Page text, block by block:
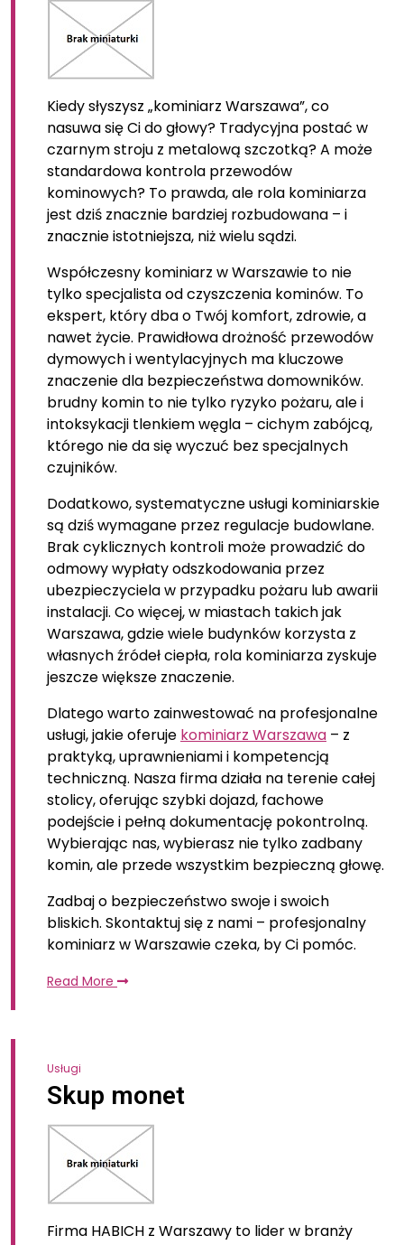
Kiedy słyszysz „kominiarz Warszawa”, co
nasuwa się Ci do głowy? Tradycyjna postać w
czarnym stroju z metalową szczotką? A może
standardowa kontrola przewodów
kominowych? To prawda, ale rola kominiarza
jest dziś znacznie bardziej rozbudowana – i
znacznie istotniejsza, niż wielu sądzi.
Współczesny kominiarz w Warszawie to nie
tylko specjalista od czyszczenia kominów. To
ekspert, który dba o Twój komfort, zdrowie, a
nawet życie. Prawidłowa drożność przewodów
dymowych i wentylacyjnych ma kluczowe
znaczenie dla bezpieczeństwa domowników.
brudny komin to nie tylko ryzyko pożaru, ale i
intoksykacji tlenkiem węgla – cichym zabójcą,
którego nie da się wyczuć bez specjalnych
czujników.
Dodatkowo, systematyczne usługi kominiarskie
są dziś wymagane przez regulacje budowlane.
Brak cyklicznych kontroli może prowadzić do
odmowy wypłaty odszkodowania przez
ubezpieczyciela w przypadku pożaru lub awarii
instalacji. Co więcej, w miastach takich jak
Warszawa, gdzie wiele budynków korzysta z
własnych źródeł ciepła, rola kominiarza zyskuje
jeszcze większe znaczenie.
Dlatego warto zainwestować na profesjonalne
usługi, jakie oferuje kominiarz Warszawa – z
praktyką, uprawnieniami i kompetencją
techniczną. Nasza firma działa na terenie całej
stolicy, oferując szybki dojazd, fachowe
podejście i pełną dokumentację pokontrolną.
Wybierając nas, wybierasz nie tylko zadbany
komin, ale przede wszystkim bezpieczną głowę.
Zadbaj o bezpieczeństwo swoje i swoich
bliskich. Skontaktuj się z nami – profesjonalny
kominiarz w Warszawie czeka, by Ci pomóc.
Read More
Usługi
Skup monet
Firma HABICH z Warszawy to lider w branży